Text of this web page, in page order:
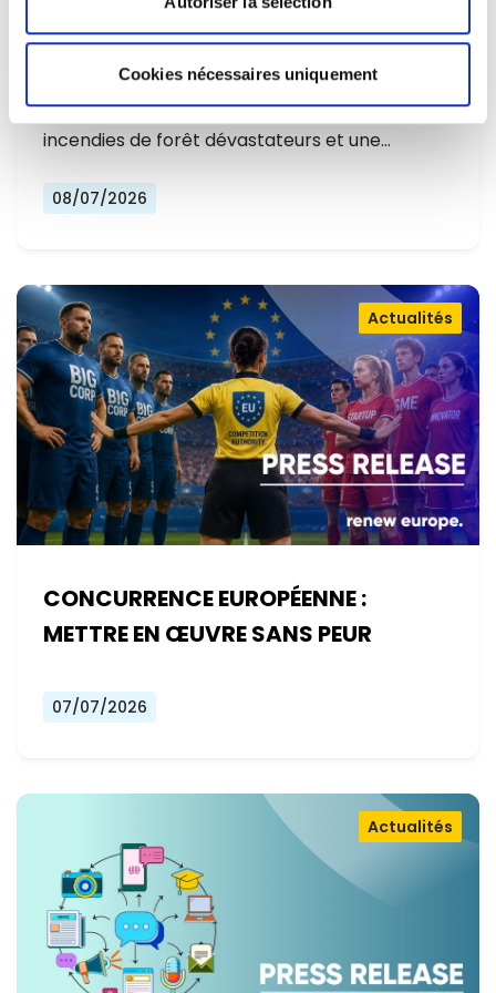
Cookies nécessaires uniquement
L'EUROPE NE PEUT PLUS SE
CONTENTER DE RÉAGIR ET DOIT SE
PRÉPARER
Alors que l'Europe connaît un nouvel été
marqué par des températures record, des
incendies de forêt dévastateurs et une…
08/07/2026
CONCURRENCE EUROPÉENNE :
METTRE EN ŒUVRE SANS PEUR
Actualités
07/07/2026
Actualités